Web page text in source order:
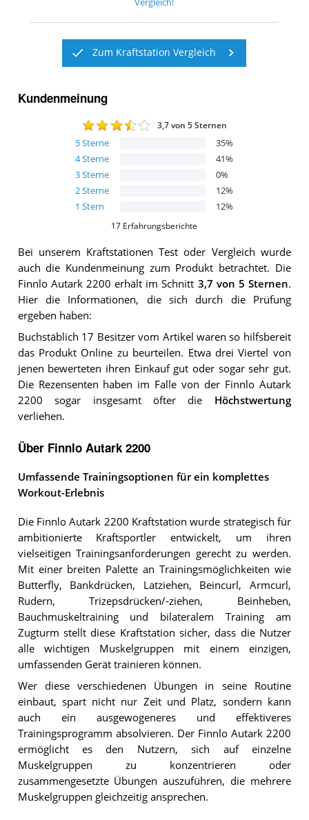
Zum Kraftstation Vergleich
Kundenmeinung
3,7von 5 Sternen
5Sterne 35%
4Sterne 41%
3Sterne 0%
2Sterne 12%
1 Stern 12%
17 Erfahrungsberichte
Bei unserem Kraftstationen Test oder Vergleich wurde
auch die Kundenmeinung zum Produkt betrachtet. Die
Finnlo Autark 2200 erhält im Schnitt 3,7 von 5 Sternen.
Hier die Informationen, die sich durch die Prüfung
ergeben haben:
Buchstäblich 17 Besitzer vom Artikel waren so hilfsbereit
das Produkt Online zu beurteilen. Etwa drei Viertel von
jenen bewerteten ihren Einkauf gut oder sogar sehr gut.
Die Rezensenten haben im Falle von der Finnlo Autark
2200 sogar insgesamt öfter die Höchstwertung
verliehen.
Über Finnlo Autark 2200
Umfassende Trainingsoptionen für ein komplettes
Workout-Erlebnis
Die Finnlo Autark 2200 Kraftstation wurde strategisch für
ambitionierte Kraftsportler entwickelt, um ihren
vielseitigen Trainingsanforderungen gerecht zu werden.
Mit einer breiten Palette an Trainingsmöglichkeiten wie
Butterfly, Bankdrücken, Latziehen, Beincurl, Armcurl,
Rudern, Trizepsdrücken/-ziehen, Beinheben,
Bauchmuskeltraining und bilateralem Training am
Zugturm stellt diese Kraftstation sicher, dass die Nutzer
alle wichtigen Muskelgruppen mit einem einzigen,
umfassenden Gerät trainieren können.
Wer diese verschiedenen Übungen in seine Routine
einbaut, spart nicht nur Zeit und Platz, sondern kann
auch ein ausgewogeneres und effektiveres
Trainingsprogramm absolvieren. Der Finnlo Autark 2200
ermöglicht es den Nutzern, sich auf einzelne
Muskelgruppen zu konzentrieren oder
zusammengesetzte Übungen auszuführen, die mehrere
Muskelgruppen gleichzeitig ansprechen.